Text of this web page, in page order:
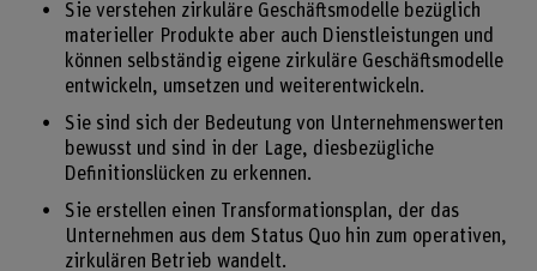
Sie verstehen zirkuläre Geschäftsmodelle bezüglich
materieller Produkte aber auch Dienstleistungen und
können selbständig eigene zirkuläre Geschäftsmodelle
entwickeln, umsetzen und weiterentwickeln.
Sie sind sich der Bedeutung von Unternehmenswerten
bewusst und sind in der Lage, diesbezügliche
Definitionslücken zu erkennen.
Sie erstellen einen Transformationsplan, der das
Unternehmen aus dem Status Quo hin zum operativen,
zirkulären Betrieb wandelt.